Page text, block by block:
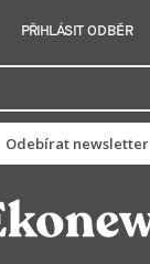
PŘIHLÁSIT ODBĚR
Odebírat newsletter